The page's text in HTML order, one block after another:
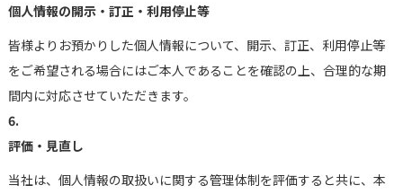
個人情報の開示・訂正・利用停止等
皆様よりお預かりした個人情報について、開示、訂正、利用停止等
をご希望される場合にはご本人であることを確認の上、合理的な期
間内に対応させていただきます。
6.
評価・見直し
当社は、個人情報の取扱いに関する管理体制を評価すると共に、本